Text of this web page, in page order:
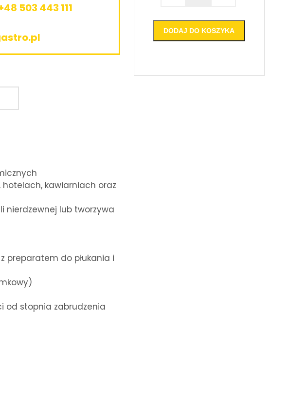
503 443 111
kawiarniach oraz
nierdzewnej lub tworzywa
preparatem do płukania i
od stopnia zabrudzenia
DODAJ DO KOSZYKA